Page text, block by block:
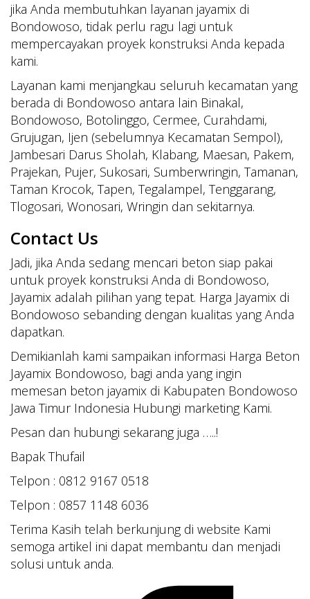
jika Anda membutuhkan layanan jayamix di
Bondowoso, tidak perlu ragu lagi untuk
mempercayakan proyek konstruksi Anda kepada
kami.
Layanan kami menjangkau seluruh kecamatan yang
berada di Bondowoso antara lain Binakal,
Bondowoso, Botolinggo, Cermee, Curahdami,
Grujugan, Ijen (sebelumnya Kecamatan Sempol),
Jambesari Darus Sholah, Klabang, Maesan, Pakem,
Prajekan, Pujer, Sukosari, Sumberwringin, Tamanan,
Taman Krocok, Tapen, Tegalampel, Tenggarang,
Tlogosari, Wonosari, Wringin dan sekitarnya.
Contact Us
Jadi, jika Anda sedang mencari beton siap pakai
untuk proyek konstruksi Anda di Bondowoso,
Jayamix adalah pilihan yang tepat. Harga Jayamix di
Bondowoso sebanding dengan kualitas yang Anda
dapatkan.
Demikianlah kami sampaikan informasi Harga Beton
Jayamix Bondowoso, bagi anda yang ingin
memesan beton jayamix di Kabupaten Bondowoso
Jawa Timur Indonesia Hubungi marketing Kami.
Pesan dan hubungi sekarang juga …..!
Bapak Thufail
Telpon : 0812 9167 0518
Telpon : 0857 1148 6036
Terima Kasih telah berkunjung di website Kami
semoga artikel ini dapat membantu dan menjadi
solusi untuk anda.